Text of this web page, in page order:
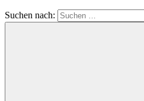
Suchen nach: